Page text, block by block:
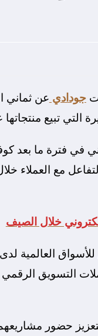
جودادي عن ثماني
تبيع منتجاتها
مع العملاء
خلال الصيف
العالمية
التسويق
حضور مشاريعهم